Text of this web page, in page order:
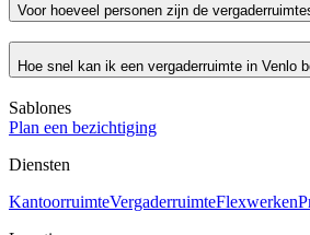
Voor hoeveel personen zijn de
Hoe snel kan ik een vergaderruimte in Venlo
Sablones
Plan een bezichtiging
Diensten
KantoorruimteVergaderruimteFlexwerken